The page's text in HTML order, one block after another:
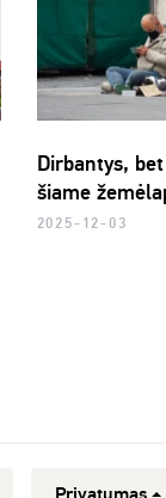
Dirbantys,
šiame
2025-12-03